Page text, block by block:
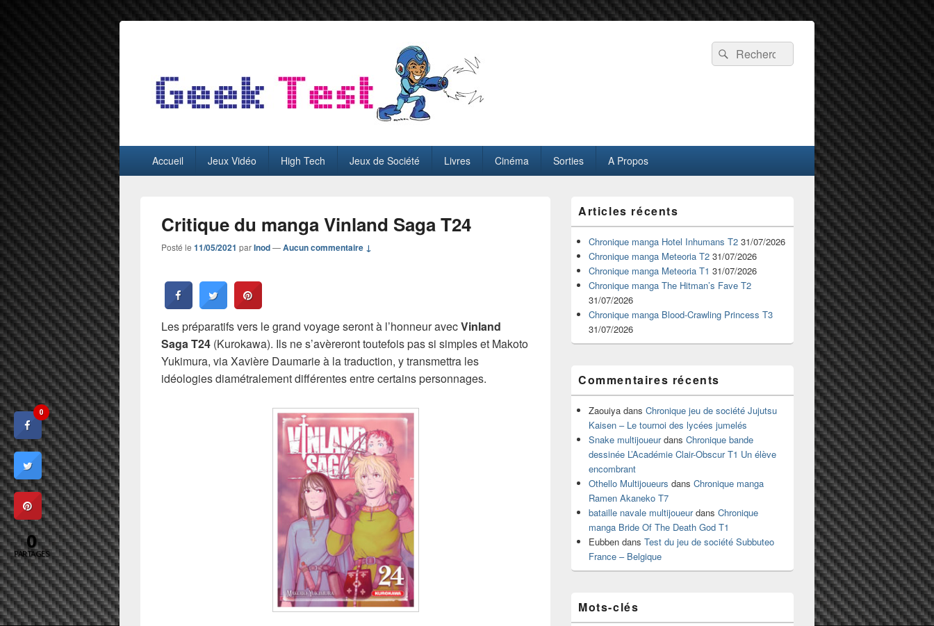
GeekTest
Recherche :
Rechercher
principalAccueil Jeux Vidéo High Tech Jeux de Société Livres Cinéma Sorties A Propos
Critique du manga Vinland Saga T24
Posté le 11/05/2021 parInod—Aucun commentaire ↓
Les préparatifs vers le grand voyage seront à l’honneur avecVinland
Saga T24 (Kurokawa). Ils ne s’avèreront toutefois pas si simples et Makoto
Yukimura, via Xavière Daumarie à la traduction, y transmettra les
idéologies diamétralement différentes entre certains personnages.
principale
de
widget
pour
barre
latérale
Articles récents
Chronique manga Hotel Inhumans T2 31/07/2026
Chronique manga Meteoria T2 31/07/2026
Chronique manga Meteoria T1 31/07/2026
Chronique manga The Hitman’s Fave T2
31/07/2026
Chronique manga Blood-Crawling Princess T3
31/07/2026
Commentaires récents
Zaouiya dans Chronique jeu de société Jujutsu
Kaisen – Le tournoi des lycées jumelés
Snake multijoueurdans Chronique bande
dessinée L’Académie Clair-Obscur T1 Un élève
encombrant
Othello Multijoueurs dans Chronique manga
Ramen Akaneko T7
bataille navale multijoueurdans Chronique
manga Bride Of The Death God T1
Eubben dans Test du jeu de société Subbuteo
France – Belgique
Mots-clés
0
0
PARTAGES